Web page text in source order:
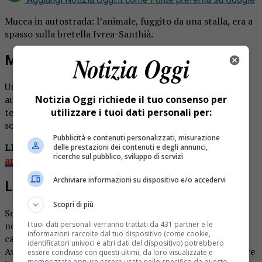
Mucca in autostrada: l’animale, fuggito da una stalla, era a
spasso sulla bretella Ivrea-Santhià.
Mucca in autostrada
Una mucca a passeggio tra le corsie della bretella
autostradale Ivrea-Santhià. A segnalare la sua presenza
telefonando al 112, nella tarda mattinata di venerdì 11,
sono stati diversi automobilisti.
LEGGI ANCHE:Oltre quaranta gatti rinchiusi in
appartamento
L’intervento della polizia
Sono quindi intervenuti gli agenti di polizia stradale che,
non senza fatica, sono riusciti a fare uscire la mucca dalla
carreggiata attraverso un varco nelle barriere laterali.
Avvisato dai poliziotti, il proprietario ha potuto recuperare
Notizia Oggi richiede il tuo consenso per
utilizzare i tuoi dati personali per:
Pubblicità e contenuti personalizzati, misurazione
delle prestazioni dei contenuti e degli annunci,
ricerche sul pubblico, sviluppo di servizi
Archiviare informazioni su dispositivo e/o accedervi
Scopri di più
I tuoi dati personali verranno trattati da 431 partner e le
informazioni raccolte dal tuo dispositivo (come cookie,
identificatori univoci e altri dati del dispositivo) potrebbero
essere condivise con questi ultimi, da loro visualizzate e